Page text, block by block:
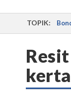
TOPIK: